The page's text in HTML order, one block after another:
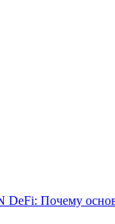
DeFi: Почему